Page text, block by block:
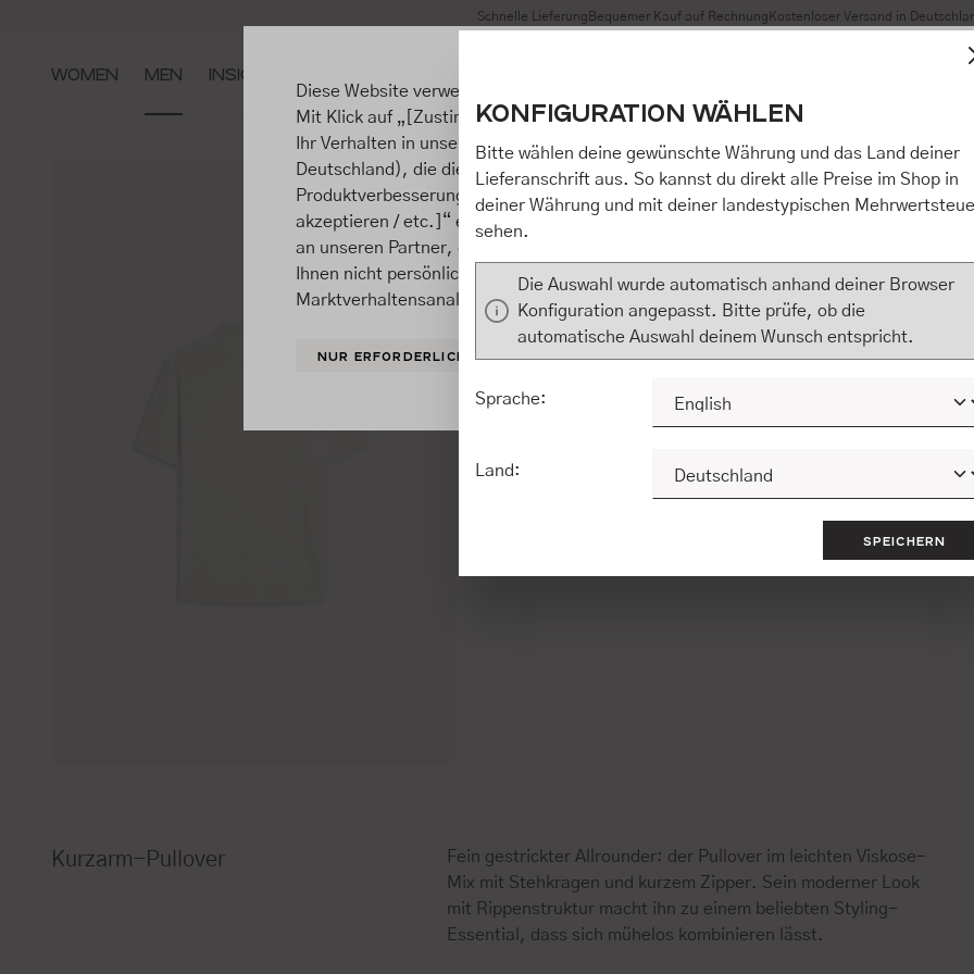
Zur Hauptnavigation springen Schnelle Lieferung Bequemer Kauf auf Rechnung Kostenloser Versand in
WOMEN MEN INSIGHTS
Kurzarm-Pullover
Fein gestrickter Allrounder: der Pullover im leichten Viskose-
Mix mit Stehkragen und kurzem Zipper. Sein moderner Look
mit Rippenstruktur macht ihn zu einem beliebten Styling-
Essential, dass sich mühelos kombinieren lässt.
Diese Website verwendet Cookies, um eine bestmögliche Erfahrung bieten zu können.
Mit Klick auf „[Zustimmen / Alles akzeptieren / etc.]“ erteilen Sie Ihre Einwilligung
Ihr Verhalten in unserem Shop an unseren Partner, die shopware AG (Ebbinghoff 10,
Deutschland), die diese Daten Ihnen nicht persönlich zuordnen kann, sie aber zu
Produktverbesserungen, Marktverhaltensanalysen) verarbeiten darf. Mit Klick auf
akzeptieren / etc.]“ erteilen Sie Ihre Einwilligung auch in die Weitergabe über Ihr
an unseren Partner, die shopware AG (Ebbinghoff 10, 48624 Schöppingen,
Ihnen nicht persönlich zuordnen kann, sie aber zu eigenen Zwecken (z.B.
Marktverhaltensanalysen) verarbeiten darf.
NUR ERFORDERLICHE KONFIGURIEREN ALLE COOKIES
KONFIGURATION WÄHLEN
Bitte wählen deine gewünschte Währung und das Land deiner
Lieferanschrift aus. So kannst du direkt alle Preise im Shop in
deiner Währung und mit deiner landestypischen
sehen.
Die Auswahl wurde automatisch anhand deiner Browser
Konfiguration angepasst. Bitte prüfe, ob die
automatische Auswahl deinem Wunsch entspricht.
Sprache:
Land:
SPEICHERN